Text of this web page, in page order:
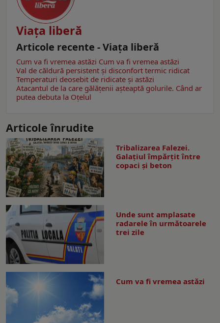
Viaţa liberă
Articole recente - Viaţa liberă
Cum va fi vremea astăzi Cum va fi vremea astăzi
Val de căldură persistent și disconfort termic ridicat
Temperaturi deosebit de ridicate și astăzi
Atacantul de la care gălățenii așteaptă golurile. Când ar
putea debuta la Oțelul
Articole înrudite
Tribalizarea Falezei.
Galațiul împărțit între
copaci și beton
Unde sunt amplasate
radarele în următoarele
trei zile
Cum va fi vremea astăzi